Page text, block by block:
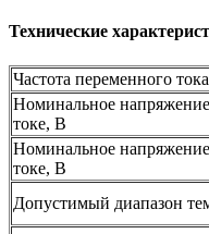
Технические
Частота переменного
Номинальное
токе, В
Номинальное
токе, В
Допустимый диапазон